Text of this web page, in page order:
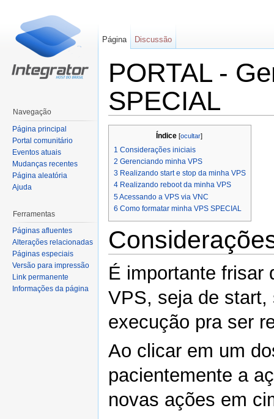
PORTAL -
SPECIAL
Índice[ocultar]
1 Considerações iniciais
2 Gerenciando minha VPS
3 Realizando start e stop da minha VPS
4 Realizando reboot da minha VPS
5Acessando a VPS via VNC
6 Como formatar minha VPS SPECIAL
É importante frisar
VPS, seja de start,
execução pra ser
Ao clicar em um
pacientemente a
novas ações em
Página Discussão
Navegação
Página principal
Portal comunitário
Eventos atuais
Mudanças recentes
Página aleatória
Ajuda
Ferramentas
Páginas afluentes
Alterações relacionadas
Páginas especiais
Versão para impressão
Link permanente
Informações da página